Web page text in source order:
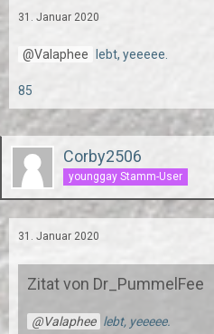
31. Januar 2020
Valaphee lebt, yeeeee.
85
Corby2506
younggay Stamm-User
31. Januar 2020
Zitat von Dr_PummelFee
Valaphee lebt, yeeeee.